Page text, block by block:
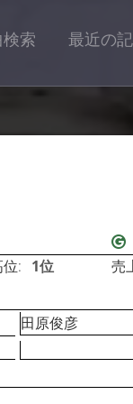
索 最近の
: 1位
売
田原俊彦